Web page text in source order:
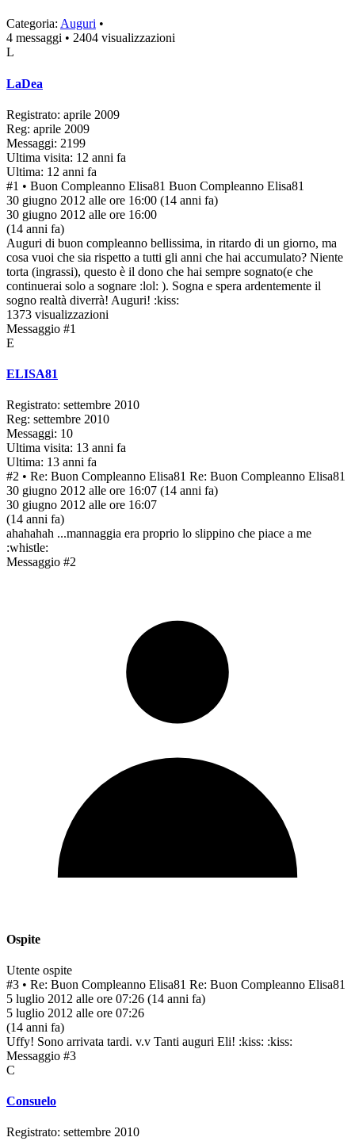
Categoria: Auguri •
4 messaggi • 2404 visualizzazioni
L
LaDea
Registrato: aprile 2009
Reg: aprile 2009
Messaggi: 2199
Ultima visita: 12 anni fa
Ultima: 12 anni fa
#1 • Buon Compleanno Elisa81 Buon Compleanno Elisa81
30 giugno 2012 alle ore 16:00 (14 anni fa)
30 giugno 2012 alle ore 16:00
(14 anni fa)
Auguri di buon compleanno bellissima, in ritardo di un giorno, ma
cosa vuoi che sia rispetto a tutti gli anni che hai accumulato? Niente
torta (ingrassi), questo è il dono che hai sempre sognato(e che
continuerai solo a sognare :lol: ). Sogna e spera ardentemente il
sogno realtà diverrà! Auguri! :kiss:
1373 visualizzazioni
Messaggio #1
E
ELISA81
Registrato: settembre 2010
Reg: settembre 2010
Messaggi: 10
Ultima visita: 13 anni fa
Ultima: 13 anni fa
#2 • Re: Buon Compleanno Elisa81 Re: Buon Compleanno Elisa81
30 giugno 2012 alle ore 16:07 (14 anni fa)
30 giugno 2012 alle ore 16:07
(14 anni fa)
ahahahah ...mannaggia era proprio lo slippino che piace a me
:whistle:
Messaggio #2
Ospite
Utente ospite
#3 • Re: Buon Compleanno Elisa81 Re: Buon Compleanno Elisa81
5 luglio 2012 alle ore 07:26 (14 anni fa)
5 luglio 2012 alle ore 07:26
(14 anni fa)
Uffy! Sono arrivata tardi. v.v Tanti auguri Eli! :kiss: :kiss:
Messaggio #3
C
Consuelo
Registrato: settembre 2010